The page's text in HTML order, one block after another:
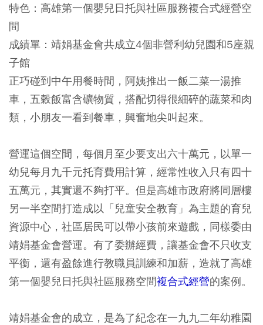
特色：高雄第一個嬰兒日托與社區服務複合式經營空
間
成績單：靖娟基金會共成立4個非營利幼兒園和5座親
子館
正巧碰到中午用餐時間，阿姨推出一飯二菜一湯推
車，五穀飯富含礦物質，搭配切得很細碎的蔬菜和肉
類，小朋友一看到餐車，興奮地尖叫起來。
營運這個空間，每個月至少要支出六十萬元，以單一
幼兒每月九千元托育費用計算，經常性收入只有四十
五萬元，其實還不夠打平。但是高雄市政府將同層樓
另一半空間打造成以「兒童安全教育」為主題的育兒
資源中心，社區居民可以帶小孩前來遊戲，同樣委由
靖娟基金會營運。有了委辦經費，讓基金會不只收支
平衡，還有盈餘進行教職員訓練和加薪，造就了高雄
第一個嬰兒日托與社區服務空間複合式經營的案例。
靖娟基金會的成立，是為了紀念在一九九二年幼稚園